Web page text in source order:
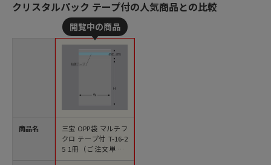
クリスタルパック テープ付の人気商品との比較
商品名
三宝 OPP袋 マルチフ
クロ テープ付 T-16-2
5 1冊（ご注文単位1
冊）【直送品】